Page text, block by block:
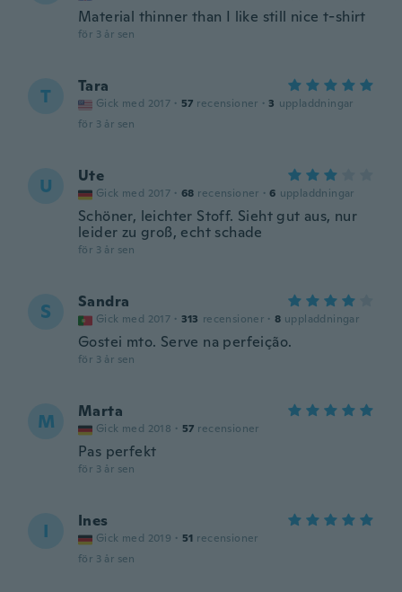
Material thinner than I like still nice t-shirt
för 3 år sen
T Tara
Gick med 2017 · 57 recensioner · 3 uppladdningar
för 3 år sen
U Ute
Gick med 2017 · 68 recensioner · 6 uppladdningar
Schöner, leichter Stoff. Sieht gut aus, nur
leider zu groß, echt schade
för 3 år sen
S Sandra
Gick med 2017 · 313 recensioner · 8 uppladdningar
Gostei mto. Serve na perfeição.
för 3 år sen
M Marta
Gick med 2018 · 57 recensioner
Pas perfekt
för 3 år sen
I Ines
Gick med 2019 · 51 recensioner
för 3 år sen